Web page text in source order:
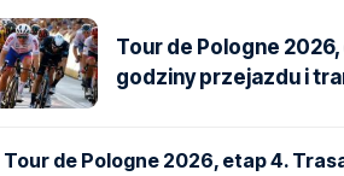
Tour de Pologne
godziny przejazdu i
Tour de Pologne 2026, etap 4.